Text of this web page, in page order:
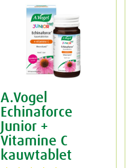
A.Vogel
Echinaforce
Junior +
Vitamine C
kauwtablet